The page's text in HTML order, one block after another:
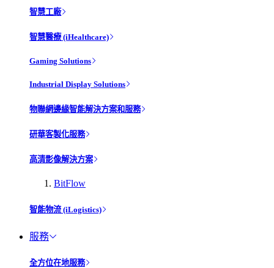
智慧工廠
智慧醫療 (iHealthcare)
Gaming Solutions
Industrial Display Solutions
物聯網邊緣智能解決方案和服務
研華客製化服務
高清影像解決方案
BitFlow
智能物流 (iLogistics)
服務
全方位在地服務